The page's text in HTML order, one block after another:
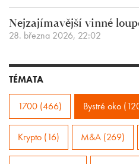
Nejzajímavější vinné
28. března 2026, 22:02
TÉMATA
1700 (466) Bystré oko
Krypto (16) M&A (269)